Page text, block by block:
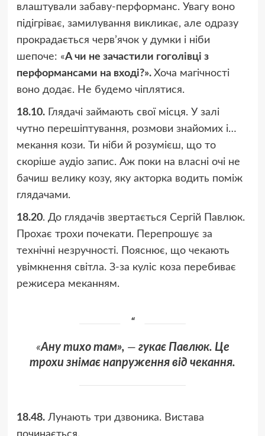
влаштували забаву-перформанс. Увагу воно
підігріває, замилування викликає, але одразу
прокрадається черв’ячок у думки і ніби
шепоче: «А чи не зачастили гоголівці з
перформансами на вході?». Хоча магічності
воно додає. Не будемо чіплятися.
18.10.Глядачі займають свої місця. У залі
чутно перешіптування, розмови знайомих і…
мекання кози. Ти ніби й розумієш, що то
скоріше аудіо запис. Аж поки на власні очі не
бачиш велику козу, яку акторка водить поміж
глядачами.
18.20. До глядачів звертається Сергій Павлюк.
Прохає трохи почекати. Перепрошує за
технічні незручності. Пояснює, що чекають
увімкнення світла. З-за куліс коза перебиває
режисера меканням.
«Ану тихо там», — гукає Павлюк. Це
трохи знімає напруження від чекання.
18.48.Лунають три дзвоника. Вистава